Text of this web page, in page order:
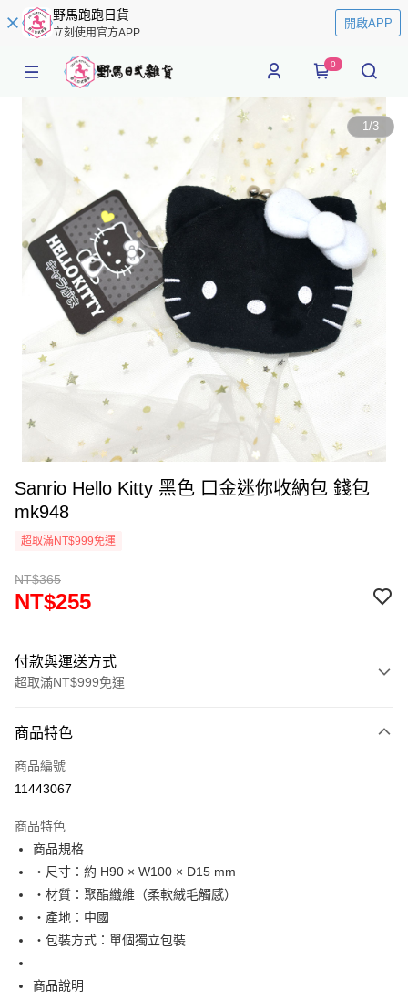
野馬跑跑日貨
立刻使用官方APP
開啟APP
0
1/3
Sanrio Hello Kitty 黑色 口金迷你收納包 錢包
mk948
超取滿NT$999免運
NT$365
NT$255
付款與運送方式
超取滿NT$999免運
信用卡一次付款
信用卡分期付款
合作金庫商業銀行
華南商業銀行
上海商業儲蓄銀行
台北富邦商業銀行
國泰世華商業銀行
兆豐國際商業銀行
臺灣中小企業銀行
匯豐（台灣）商業銀行
聯邦商業銀行
玉山商業銀行
超商取貨付款
LINE Pay
Apple Pay
街口支付
商品特色
商品編號
11443067
商品特色
商品規格
・尺寸：約 H90 × W100 × D15 mm
・材質：聚酯纖維（柔軟絨毛觸感）
・產地：中國
・包裝方式：單個獨立包裝
商品說明